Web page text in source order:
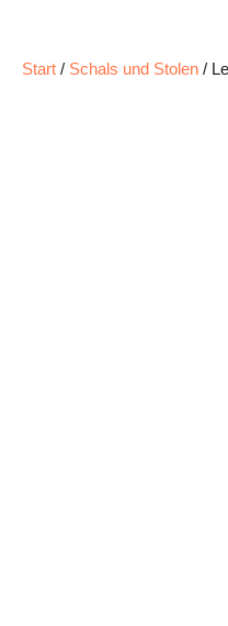
Start / Schals und Stolen /